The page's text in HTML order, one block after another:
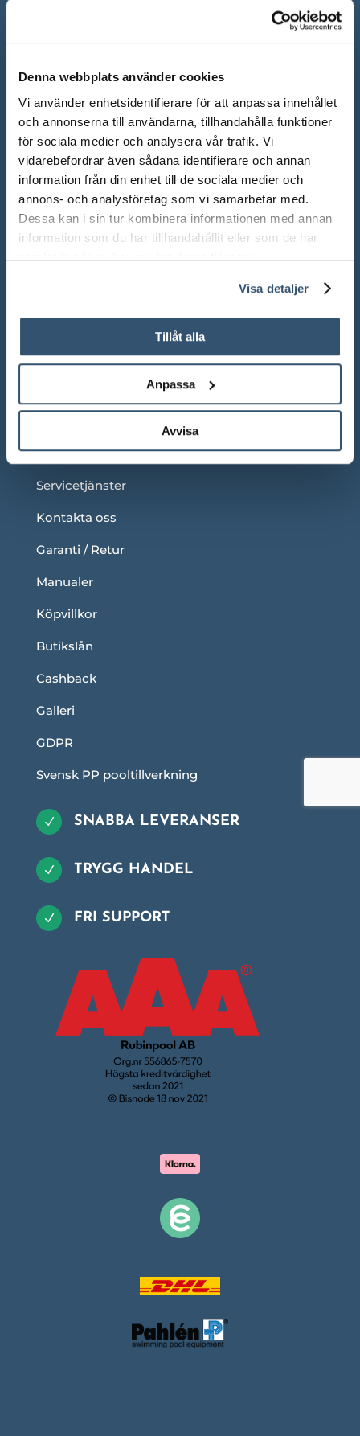
Denna webbplats använder cookies
Vi använder enhetsidentifierare för att anpassa innehållet
och annonserna till användarna, tillhandahålla funktioner
för sociala medier och analysera vår trafik. Vi
vidarebefordrar även sådana identifierare och annan
information från din enhet till de sociala medier och
annons- och analysföretag som vi samarbetar med.
Dessa kan i sin tur kombinera informationen med annan
information som du har tillhandahållit eller som de har
samlat in när du har använt deras tjänster.
Visa detaljer
Tillåt alla
Anpassa
Avvisa
Sön: Stängt
Röda dagar: Stängt om inget annat anges
Adress: Ådalsvägen 271, 265 90 Åstorp
Under våra ordinarie öppettider
Blogg
Servicetjänster
Kontakta oss
Garanti / Retur
Manualer
Köpvillkor
Butikslån
Cashback
Galleri
GDPR
Svensk PP pooltillverkning
N SNABBA LEVERANSER
N TRYGG HANDEL
N FRI SUPPORT